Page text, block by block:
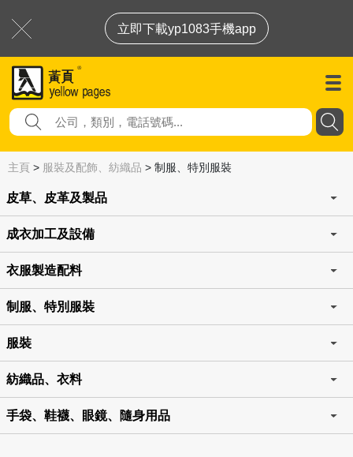
立即下載yp1083手機app
主頁 > 服裝及配飾、紡織品 > 制服、特別服裝
皮草、皮革及製品
成衣加工及設備
衣服製造配料
制服、特別服裝
服裝
紡織品、衣料
手袋、鞋襪、眼鏡、隨身用品